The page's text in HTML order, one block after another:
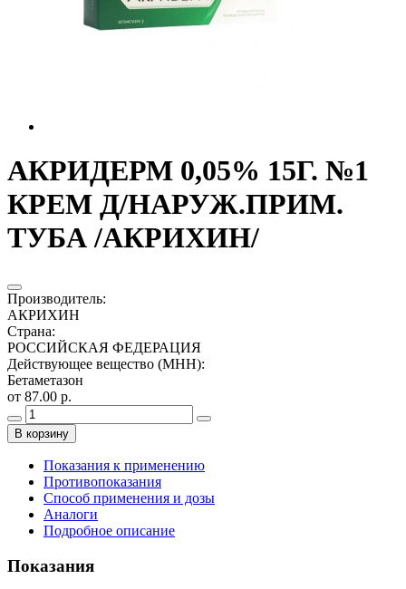
АКРИДЕРМ 0,05% 15Г. №1
КРЕМ Д/НАРУЖ.ПРИМ.
ТУБА /АКРИХИН/
Производитель:
АКРИХИН
Страна:
РОССИЙСКАЯ ФЕДЕРАЦИЯ
Действующее вещество (МНН):
Бетаметазон
от 87.00 р.
В корзину
Показания к применению
Противопоказания
Способ применения и дозы
Аналоги
Подробное описание
Показания